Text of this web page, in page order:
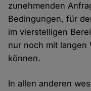
zunehmenden
Bedingungen, für
im vierstelligen
nur noch mit langen
können.
In allen anderen